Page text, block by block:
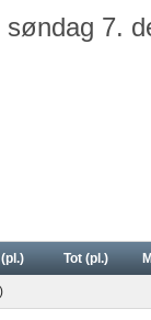
søndag 7.
Tot (pl.)